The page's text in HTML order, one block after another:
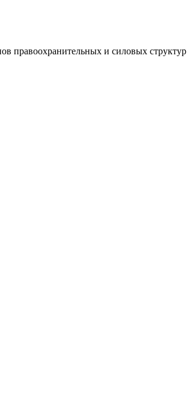
правоохранительных и силовых структур